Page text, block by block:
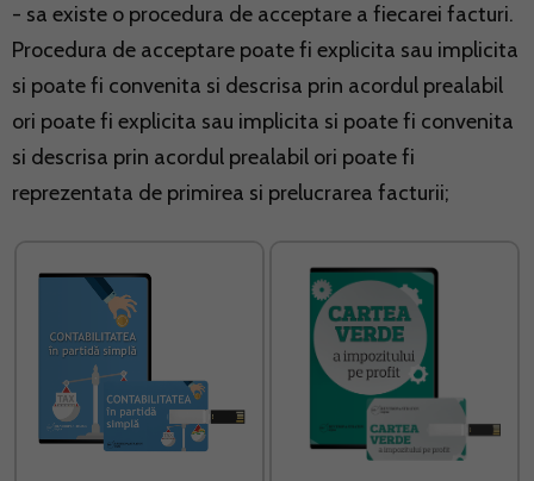
- sa existe o procedura de acceptare a fiecarei facturi.
Procedura de acceptare poate fi explicita sau implicita
si poate fi convenita si descrisa prin acordul prealabil
ori poate fi explicita sau implicita si poate fi convenita
si descrisa prin acordul prealabil ori poate fi
reprezentata de primirea si prelucrarea facturii;